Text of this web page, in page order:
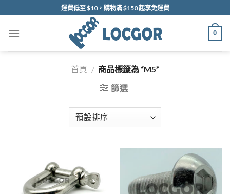
to
content
運費低至 $10，購物滿 $150 起享免運費
0
首頁 / 商品標籤為 “M5”
篩選